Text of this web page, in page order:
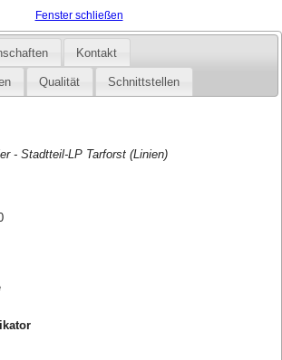
Fenster schließen
Kontakt
Qualität Schnittstellen
- Stadtteil-LP Tarforst (Linien)